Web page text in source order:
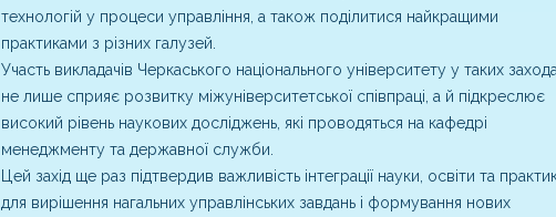
технологій у процеси управління, а також поділитися найкращими
практиками з різних галузей.
Участь викладачів Черкаського національного університету у таких
не лише сприяє розвитку міжуніверситетської співпраці, а й підкреслює
високий рівень наукових досліджень, які проводяться на кафедрі
менеджменту та державної служби.
Цей захід ще раз підтвердив важливість інтеграції науки, освіти та
для вирішення нагальних управлінських завдань і формування нових